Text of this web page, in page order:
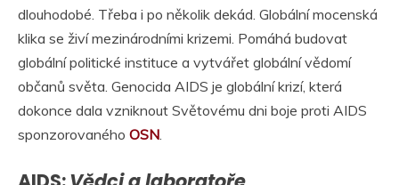
dlouhodobé. Třeba i po několik dekád. Globální mocenská
klika se živí mezinárodními krizemi. Pomáhá budovat
globální politické instituce a vytvářet globální vědomí
občanů světa. Genocida AIDS je globální krizí, která
dokonce dala vzniknout Světovému dni boje proti AIDS
sponzorovaného OSN